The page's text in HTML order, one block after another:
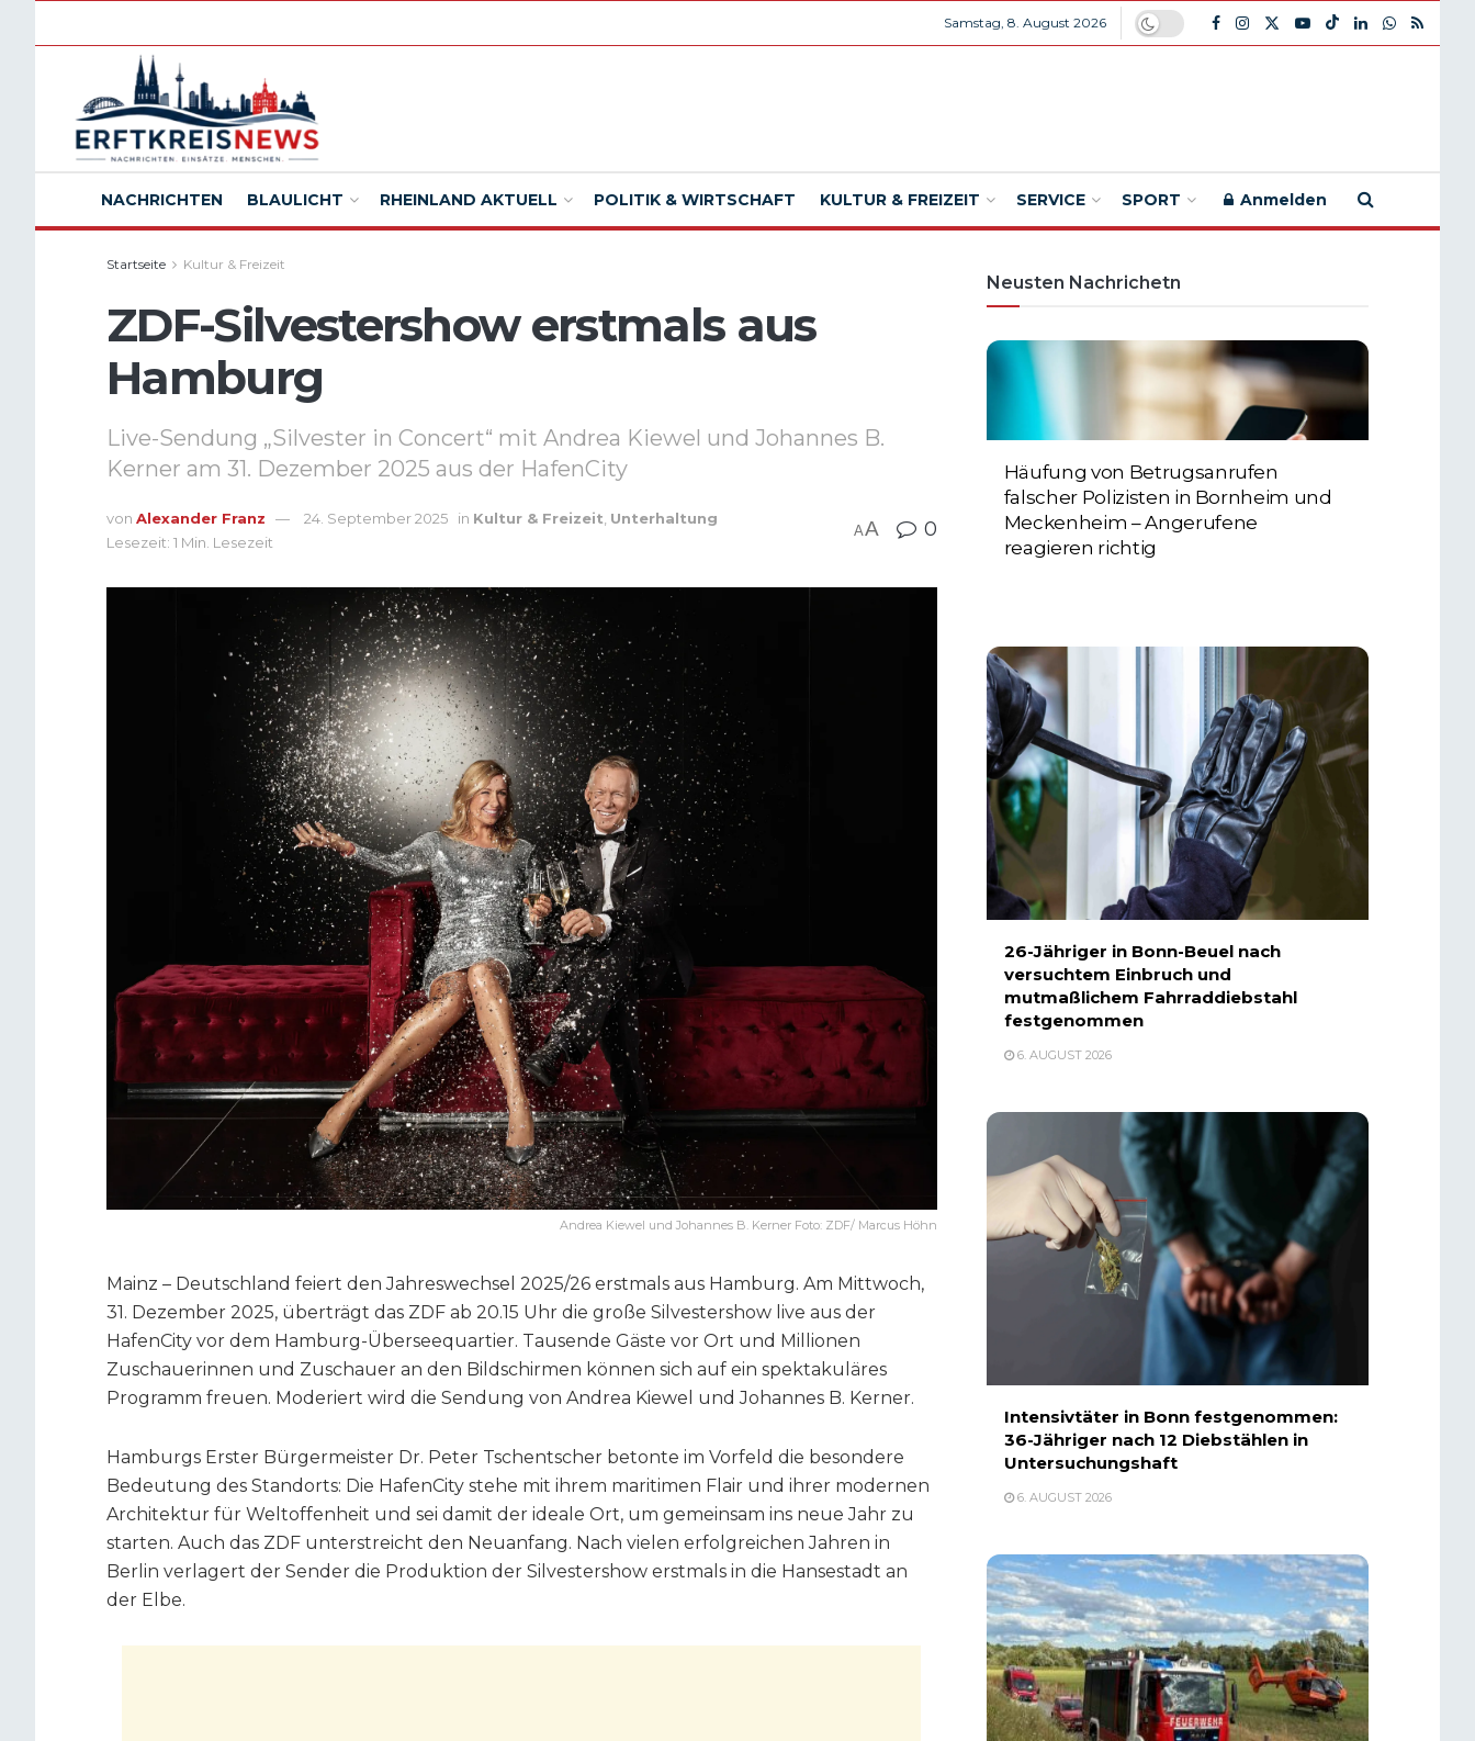
Samstag, 8. August 2026
NACHRICHTEN BLAULICHT RHEINLAND AKTUELL POLITIK & WIRTSCHAFT KULTUR & FREIZEIT SERVICE SPORT Anmelden
Startseite Kultur & Freizeit
ZDF-Silvestershow erstmals aus
Hamburg
Live-Sendung „Silvester in Concert“ mit Andrea Kiewel und Johannes B.
Kerner am 31. Dezember 2025 aus der HafenCity
von Alexander Franz 24. September 2025 in Kultur & Freizeit Unterhaltung
Lesezeit: 1 Min. Lesezeit
AA 0
Andrea Kiewel und Johannes B. Kerner Foto: ZDF/ Marcus Höhn
Mainz – Deutschland feiert den Jahreswechsel 2025/26 erstmals aus Hamburg. Am Mittwoch,
31. Dezember 2025, überträgt das ZDF ab 20.15 Uhr die große Silvestershow live aus der
HafenCity vor dem Hamburg-Überseequartier. Tausende Gäste vor Ort und Millionen
Zuschauerinnen und Zuschauer an den Bildschirmen können sich auf ein spektakuläres
Programm freuen. Moderiert wird die Sendung von Andrea Kiewel und Johannes B. Kerner.
Hamburgs Erster Bürgermeister Dr. Peter Tschentscher betonte im Vorfeld die besondere
Bedeutung des Standorts: Die HafenCity stehe mit ihrem maritimen Flair und ihrer modernen
Architektur für Weltoffenheit und sei damit der ideale Ort, um gemeinsam ins neue Jahr zu
starten. Auch das ZDF unterstreicht den Neuanfang. Nach vielen erfolgreichen Jahren in
Berlin verlagert der Sender die Produktion der Silvestershow erstmals in die Hansestadt an
der Elbe.
Neusten Nachrichetn
Häufung von Betrugsanrufen
falscher Polizisten in Bornheim und
Meckenheim – Angerufene
reagieren richtig
26-Jähriger in Bonn-Beuel nach
versuchtem Einbruch und
mutmaßlichem Fahrraddiebstahl
festgenommen
6. AUGUST 2026
Intensivtäter in Bonn festgenommen:
36-Jähriger nach 12 Diebstählen in
Untersuchungshaft
6. AUGUST 2026